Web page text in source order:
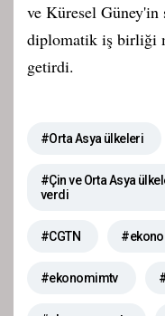
ve Küresel
diplomatik iş birliği
getirdi.
#Orta Asya ülkeleri
#Çin ve Orta Asya
verdi
#CGTN
#ekonomimtv